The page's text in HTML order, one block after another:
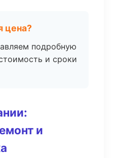
цена?
подробную
и сроки
и